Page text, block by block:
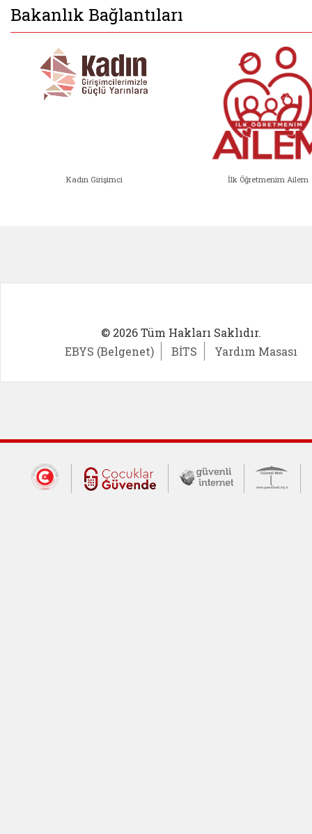
Bakanlık Bağlantıları
Kadın Girişimci İlk Öğretmenim Ailem
© 2026 Tüm Hakları Saklıdır.
EBYS (Belgenet)
BİTS Yardım Masası
Dış Bağlantılar
Cumhurbaşkanlığı İletişim Merkezi
Çocuklar Güvende (yeni
Güvenli